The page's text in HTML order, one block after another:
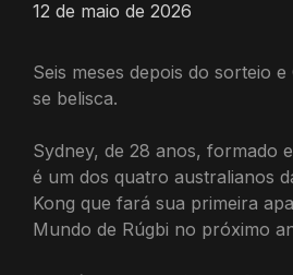
12 de maio de 2026
Seis meses depois do sorteio
se belisca.
Sydney, de 28 anos, formado
é um dos quatro australianos
Kong que fará sua primeira
Mundo de Rúgbi no próximo